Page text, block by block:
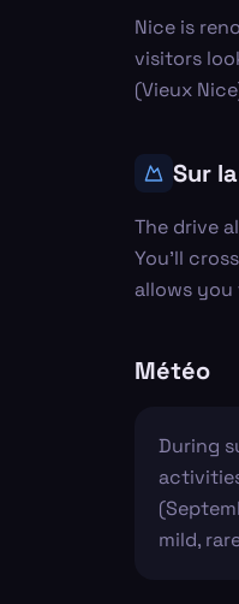
Nice is
visitors
(Vieux
Sur
The drive
You’ll
allows
Météo
During
mild,